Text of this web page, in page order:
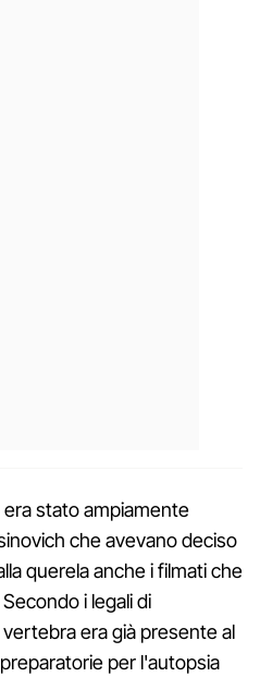
stato ampiamente
che avevano deciso
querela anche i filmati che
i legali di
vertebra era già presente al
per l'autopsia